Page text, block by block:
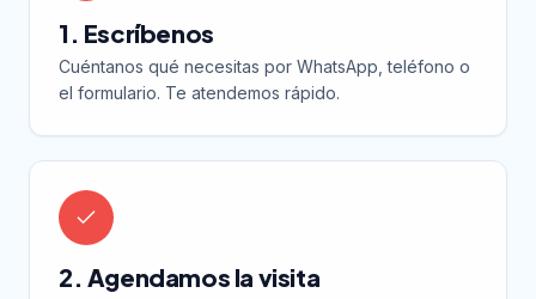
1. Escríbenos
Cuéntanos qué necesitas por WhatsApp, teléfono o
el formulario. Te atendemos rápido.
2. Agendamos la visita